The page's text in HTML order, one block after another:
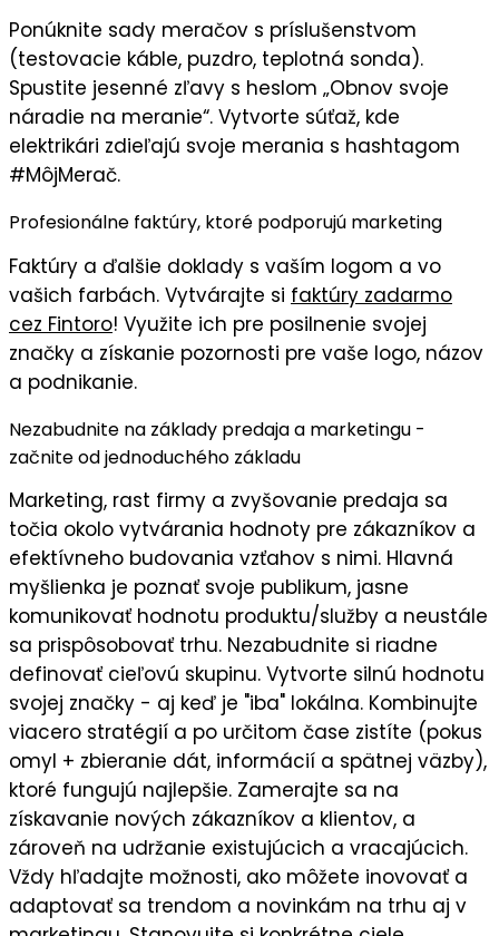
Ponúknite sady meračov s príslušenstvom
(testovacie káble, puzdro, teplotná sonda).
Spustite jesenné zľavy s heslom „Obnov svoje
náradie na meranie“. Vytvorte súťaž, kde
elektrikári zdieľajú svoje merania s hashtagom
#MôjMerač.
Profesionálne faktúry, ktoré podporujú marketing
Faktúry a ďalšie doklady s vaším logom a vo
vašich farbách. Vytvárajte si faktúry zadarmo
cez Fintoro! Využite ich pre posilnenie svojej
značky a získanie pozornosti pre vaše logo, názov
a podnikanie.
Nezabudnite na základy predaja a marketingu -
začnite od jednoduchého základu
Marketing, rast firmy a zvyšovanie predaja sa
točia okolo vytvárania hodnoty pre zákazníkov a
efektívneho budovania vzťahov s nimi. Hlavná
myšlienka je poznať svoje publikum, jasne
komunikovať hodnotu produktu/služby a neustále
sa prispôsobovať trhu. Nezabudnite si riadne
definovať cieľovú skupinu. Vytvorte silnú hodnotu
svojej značky - aj keď je "iba" lokálna. Kombinujte
viacero stratégií a po určitom čase zistíte (pokus
omyl + zbieranie dát, informácií a spätnej väzby),
ktoré fungujú najlepšie. Zamerajte sa na
získavanie nových zákazníkov a klientov, a
zároveň na udržanie existujúcich a vracajúcich.
Vždy hľadajte možnosti, ako môžete inovovať a
adaptovať sa trendom a novinkám na trhu aj v